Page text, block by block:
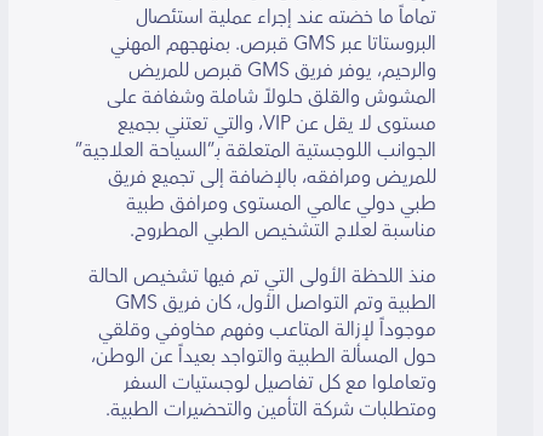
تماماً ما خضته عند إجراء عملية استئصال
البروستاتا عبر GMS قبرص. بمنهجهم المهني
والرحيم، يوفر فريق GMS قبرص للمريض
المشوش والقلق حلولاً شاملة وشفافة على
مستوى لا يقل عن VIP، والتي تعتني بجميع
الجوانب اللوجستية المتعلقة بـ”السياحة العلاجية”
للمريض ومرافقه، بالإضافة إلى تجميع فريق
طبي دولي عالمي المستوى ومرافق طبية
مناسبة لعلاج التشخيص الطبي المطروح.
منذ اللحظة الأولى التي تم فيها تشخيص الحالة
الطبية وتم التواصل الأول، كان فريق GMS
موجوداً لإزالة المتاعب وفهم مخاوفي وقلقي
حول المسألة الطبية والتواجد بعيداً عن الوطن،
وتعاملوا مع كل تفاصيل لوجستيات السفر
ومتطلبات شركة التأمين والتحضيرات الطبية.